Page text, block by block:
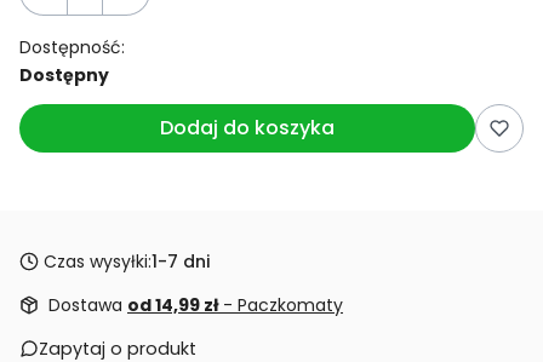
Dostępność:
Dostępny
Dodaj do koszyka
Czas wysyłki:1-7 dni
Dostawa od 14,99 zł - Paczkomaty
Zapytaj o produkt